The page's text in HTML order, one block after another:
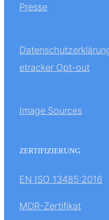
Presse
etracker Opt-out
Image Sources
ZERTIFIZIERUNG
EN ISO 13485:2016
MDR-Zertifikat